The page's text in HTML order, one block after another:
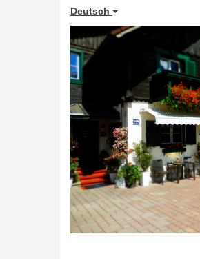
Deutsch